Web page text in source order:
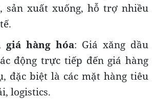
sản xuất xuống, hỗ trợ nhiều
giá hàng hóa: Giá xăng dầu
động trực tiếp đến giá hàng
đặc biệt là các mặt hàng tiêu
logistics.